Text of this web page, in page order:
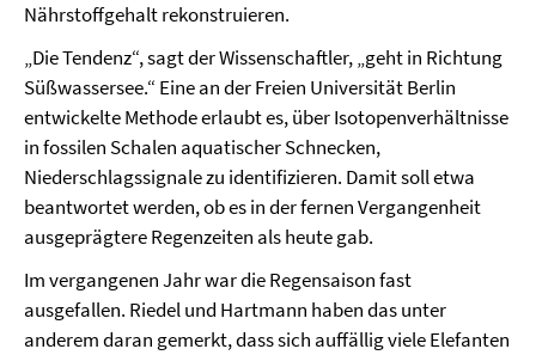
Nährstoffgehalt rekonstruieren.
„Die Tendenz“, sagt der Wissenschaftler, „geht in Richtung
Süßwassersee.“ Eine an der Freien Universität Berlin
entwickelte Methode erlaubt es, über Isotopenverhältnisse
in fossilen Schalen aquatischer Schnecken,
Niederschlagssignale zu identifizieren. Damit soll etwa
beantwortet werden, ob es in der fernen Vergangenheit
ausgeprägtere Regenzeiten als heute gab.
Im vergangenen Jahr war die Regensaison fast
ausgefallen. Riedel und Hartmann haben das unter
anderem daran gemerkt, dass sich auffällig viele Elefanten